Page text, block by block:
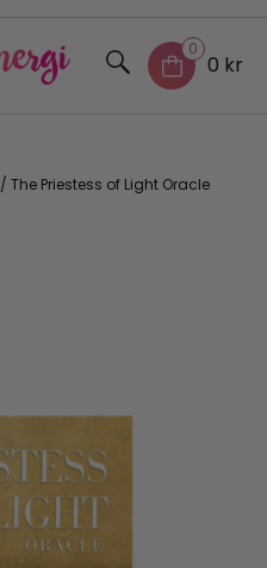
0
0 kr
/ The Priestess of Light Oracle